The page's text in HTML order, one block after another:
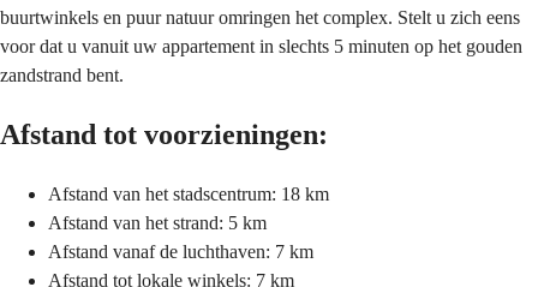
buurtwinkels en puur natuur omringen het complex. Stelt u zich eens
voor dat u vanuit uw appartement in slechts 5 minuten op het gouden
zandstrand bent.
Afstand tot voorzieningen:
Afstand van het stadscentrum: 18 km
Afstand van het strand: 5 km
Afstand vanaf de luchthaven: 7 km
Afstand tot lokale winkels: 7 km